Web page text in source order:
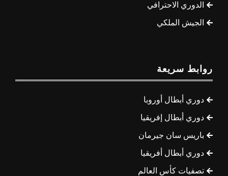
الدوري الاحترافي
الجيش الملكي
روابط سريعة
دوري أبطال أوروبا
دوري أبطال إفريقيا
باريس سان جيرمان
دوري أبطال أفريقيا
تصفيات كأس العالم